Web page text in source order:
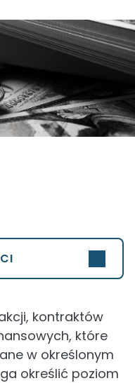
kontraktów
które
w określonym
określić poziom